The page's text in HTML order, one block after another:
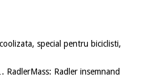
special pentru biciclisti,
Radler insemnand